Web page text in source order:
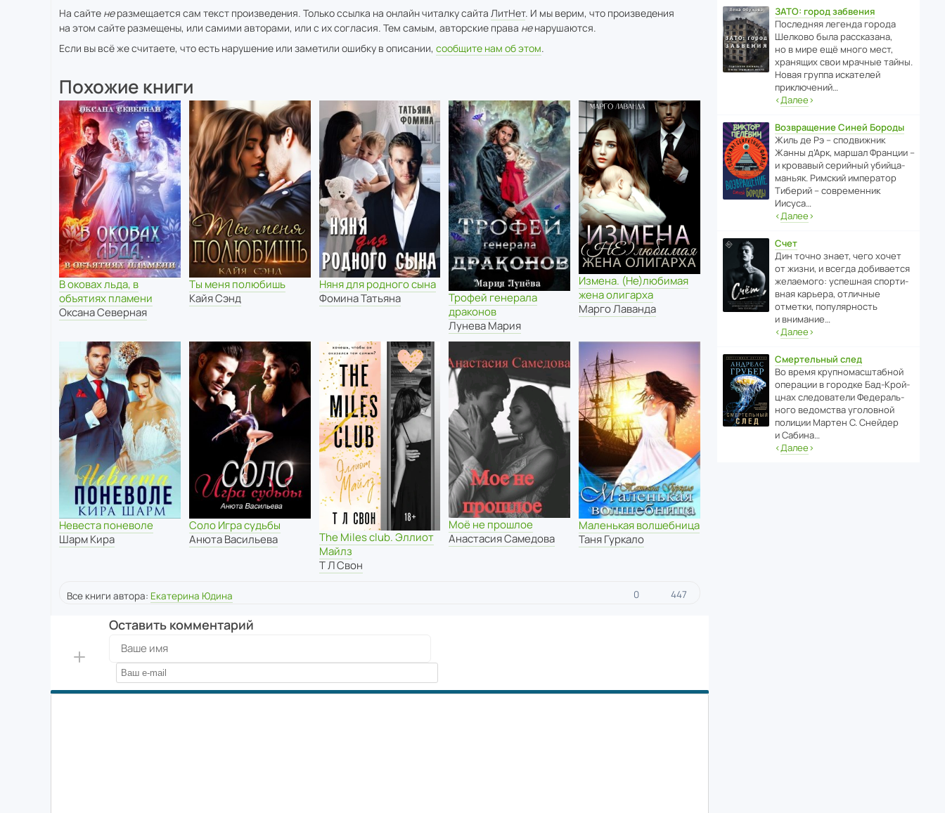
На сайте неразмещается сам текст произведения. Только ссылка на онлайн читалку сайта ЛитНет. И мы верим, что произведения
на этом сайте размещены, или самими авторами, или с их согласия. Тем самым, авторские права ненарушаются.
Если вы всё же считаете, что есть нарушение или заметили ошибку в описании, сообщите нам об этом.
Похожие книги
В оковах льда, в
объятиях пламени
Оксана Северная
Ты меня полюбишь
Кайя Сэнд
Няня для родного сына
Фомина Татьяна
Трофей генерала
драконов
Лунева Мария
Измена. (Не)любимая
жена олигарха
Марго Лаванда
Невеста поневоле
Шарм Кира
Соло Игра судьбы
Анюта Васильева
The Miles club. Эллиот
Майлз
Т Л Свон
Моё не прошлое
Анастасия Самедова
Маленькая волшебница
Таня Гуркало
Все книги автора: Екатерина Юдина 0 447
Оставить комментарий
ЗАТО: город забвения
После­дняя легенда города
Шелково была расска­зана,
но в мире ещё много мест,
хранящих свои мрачные тайны.
Новая группа иска­телей
приключений…
‹Далее›
Возвращение Синей Бороды
Жиль де Рэ – спод­ви­жник
Жанны д’Арк, маршал Франции –
и кровавый серийный убийца-
маньяк. Римский импе­ратор
Тиберий – совре­менник
Иисуса…
‹Далее›
Счет
Дин точно знает, чего хочет
от жизни, и всегда доби­ва­ется
жела­е­мого: успе­шная спор­ти­
вная карьера, отли­чные
отметки, попу­ля­р­ность
и внимание…
‹Далее›
Смертельный след
Во время круп­но­мас­ш­та­бной
операции в городке Бад‑Крой­
цнах следо­ва­тели Феде­раль­
ного ведомства уголо­вной
полиции Мартен С. Снейдер
и Сабина…
‹Далее›